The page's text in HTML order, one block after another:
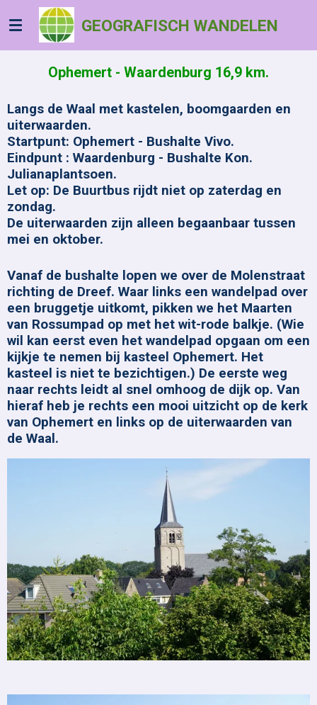
direct
naar
hoofdinhoud
GEOGRAFISCH WANDELEN
Ophemert - Waardenburg 16,9 km.
Langs de Waal met kastelen, boomgaarden en
uiterwaarden.
Startpunt: Ophemert - Bushalte Vivo.
Eindpunt : Waardenburg - Bushalte Kon.
Julianaplantsoen.
Let op: De Buurtbus rijdt niet op zaterdag en
zondag.
De uiterwaarden zijn alleen begaanbaar tussen
mei en oktober.
Vanaf de bushalte lopen we over de Molenstraat
richting de Dreef. Waar links een wandelpad over
een bruggetje uitkomt, pikken we het Maarten
van Rossumpad op met het wit-rode balkje. (Wie
wil kan eerst even het wandelpad opgaan om een
kijkje te nemen bij kasteel Ophemert. Het
kasteel is niet te bezichtigen.) De eerste weg
naar rechts leidt al snel omhoog de dijk op. Van
hieraf heb je rechts een mooi uitzicht op de kerk
van Ophemert en links op de uiterwaarden van
de Waal.